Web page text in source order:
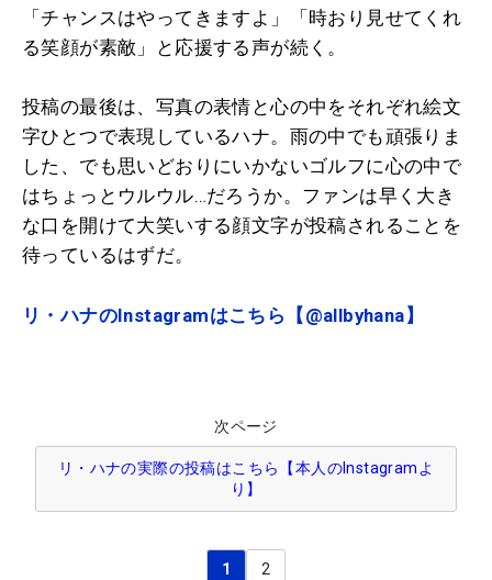
「チャンスはやってきますよ」「時おり見せてくれ
る笑顔が素敵」と応援する声が続く。
投稿の最後は、写真の表情と心の中をそれぞれ絵文
字ひとつで表現しているハナ。雨の中でも頑張りま
した、でも思いどおりにいかないゴルフに心の中で
はちょっとウルウル…だろうか。ファンは早く大き
な口を開けて大笑いする顔文字が投稿されることを
待っているはずだ。
リ・ハナのInstagramはこちら【@allbyhana】
次ページ
リ・ハナの実際の投稿はこちら【本人のInstagramよ
り】
1 2